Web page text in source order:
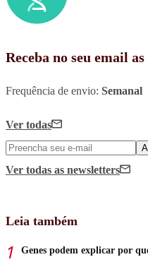
Receba no seu email
Frequência de envio: Semanal
Ver todas
Ver todas as newsletters
Leia também
Genes podem explicar por